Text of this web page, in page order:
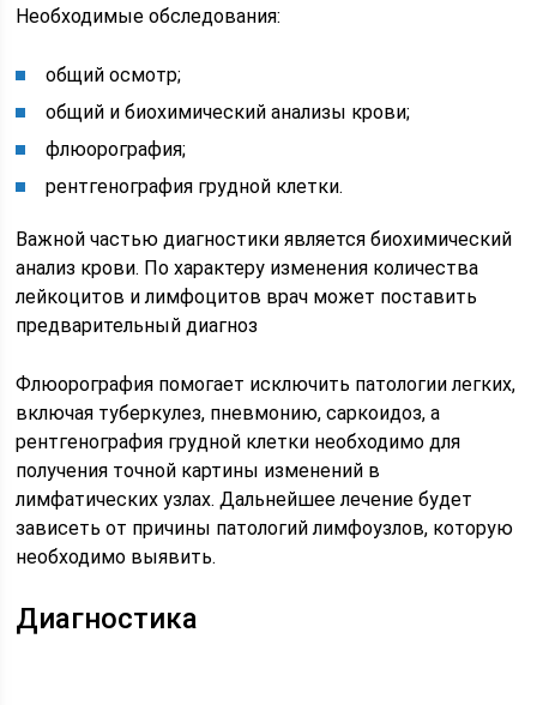
Необходимые обследования:
общий осмотр;
общий и биохимический анализы крови;
флюорография;
рентгенография грудной клетки.
Важной частью диагностики является биохимический
анализ крови. По характеру изменения количества
лейкоцитов и лимфоцитов врач может поставить
предварительный диагноз
Флюорография помогает исключить патологии легких,
включая туберкулез, пневмонию, саркоидоз, а
рентгенография грудной клетки необходимо для
получения точной картины изменений в
лимфатических узлах. Дальнейшее лечение будет
зависеть от причины патологий лимфоузлов, которую
необходимо выявить.
Диагностика